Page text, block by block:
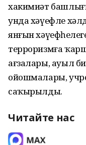
хакимиәт
унда хәүефле
янғын
терроризмға
ағзалары, ауыл
ойошмалары,
саҡырылды.
Читайте нас